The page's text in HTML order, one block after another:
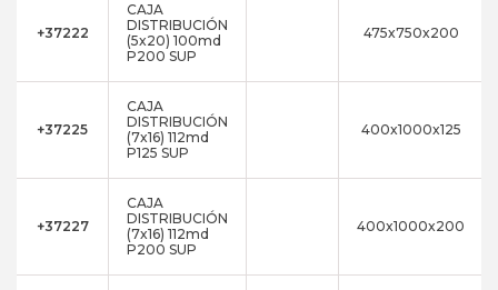
+37222
CAJA
DISTRIBUCIÓN
(5x20) 100md
P200 SUP
475x750x200
+37225
CAJA
DISTRIBUCIÓN
(7x16) 112md
P125 SUP
400x1000x125
+37227
CAJA
DISTRIBUCIÓN
(7x16) 112md
P200 SUP
400x1000x200